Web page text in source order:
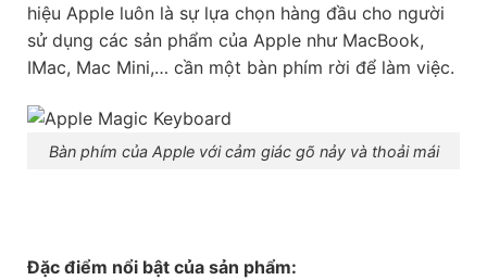
hiệu Apple luôn là sự lựa chọn hàng đầu cho người
sử dụng các sản phẩm của Apple như MacBook,
IMac, Mac Mini,… cần một bàn phím rời để làm việc.
Bàn phím của Apple với cảm giác gõ nảy và thoải mái
Đặc điểm nổi bật của sản phẩm: